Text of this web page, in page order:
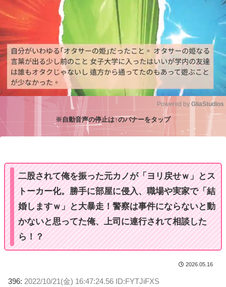
Powered by GliaStudios
※自動音声の停止は↑のバナーをタップ
二股されて俺を振った元カノが「ヨリ戻せｗ」とス
トーカー化。勝手に部屋に侵入、職場や実家で「結
婚しますｗ」と大暴走！警察は事件にならないと動
かないと思ってた俺、上司に連行されて相談した
ら！？
2026.05.16
396: 2022/10/21(金) 16:47:24.56 ID:FYTJiFXS